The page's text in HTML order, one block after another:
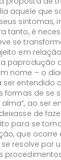
aquele que
sintomas,
tanto, é
se
em
paprodução
nome – o
ser entendido
formas de se
ao ser
de
para se
que ocorre
resolve por